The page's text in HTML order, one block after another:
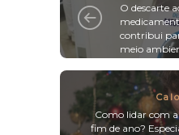
O descarte
contribui
meio
Como lidar com
fim de ano?